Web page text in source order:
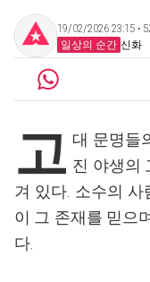
19/02/2026 23:15 ‧
일상의 순간 신화
고 대 문명들
진 야생의
겨 있다. 소수의
이 그 존재를 믿으
다.